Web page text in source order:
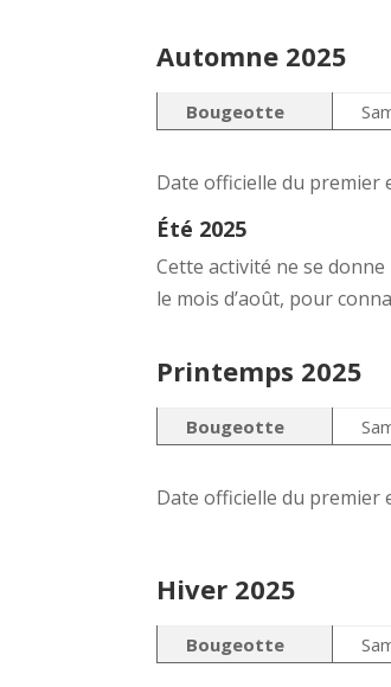
Automne 2025
Bougeotte
Date officielle du
Été 2025
Cette activité ne se
le mois d’août, pour
Printemps 2025
Bougeotte
Date officielle du premier
Hiver 2025
Bougeotte